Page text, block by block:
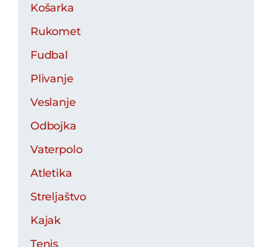
Košarka
Rukomet
Fudbal
Plivanje
Veslanje
Odbojka
Vaterpolo
Atletika
Streljaštvo
Kajak
Tenis